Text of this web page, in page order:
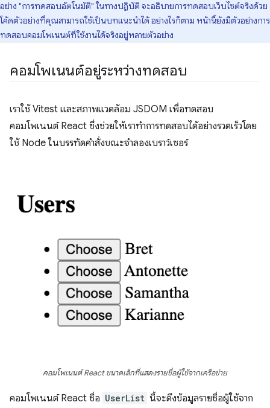
อย่าง "การทดสอบอัตโนมัติ" ในทางปฏิบัติ จะอธิบายการทดสอบเว็บไซต์จริงด้วย
โค้ดตัวอย่างที่คุณสามารถใช้เป็นบทแนะนำได้ อย่างไรก็ตาม หน้านี้ยังมีตัวอย่างการ
ทดสอบคอมโพเนนต์ที่ใช้งานได้จริงอยู่หลายตัวอย่าง
คอมโพเนนต์อยู่ระหว่างทดสอบ
เราใช้ Vitest และสภาพแวดล้อม JSDOM เพื่อทดสอบ
คอมโพเนนต์ React ซึ่งช่วยให้เราทำการทดสอบได้อย่างรวดเร็วโดย
ใช้ Node ในบรรทัดคำสั่งขณะจำลองเบราว์เซอร์
คอมโพเนนต์ React ขนาดเล็กที่แสดงรายชื่อผู้ใช้จากเครือข่าย
คอมโพเนนต์ React ชื่อ UserList นี้จะดึงข้อมูลรายชื่อผู้ใช้จาก